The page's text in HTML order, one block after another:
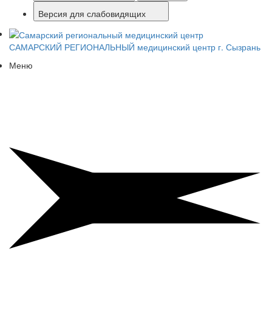
Версия для слабовидящих
САМАРСКИЙ РЕГИОНАЛЬНЫЙ медицинский центр г. Сызрань
Меню